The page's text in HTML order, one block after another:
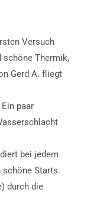
Versuch
schöne Thermik,
Gerd A. fliegt
paar
bei jedem
schöne Starts.
durch die